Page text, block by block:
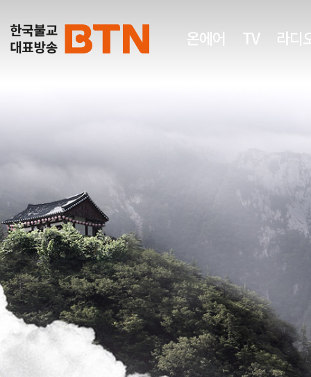
온에어 TV 라디